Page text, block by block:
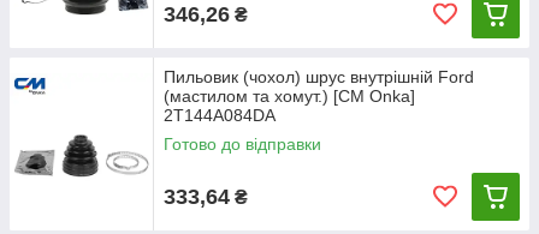
346,26 ₴
Пильовик (чохол) шрус внутрішній Ford
(мастилом та хомут.) [СМ Onka]
2T144A084DA
Готово до відправки
333,64 ₴